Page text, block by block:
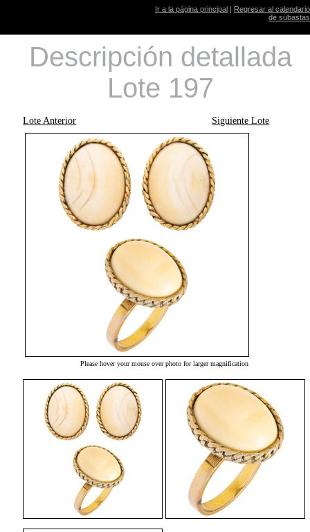
Ir a la página principal | Regresar al calendario
de subastas
Descripción detallada
Lote 197
Lote Anterior Siguiente Lote
Please hover your mouse over photo for larger magnification